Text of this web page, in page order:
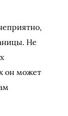
Не
он может